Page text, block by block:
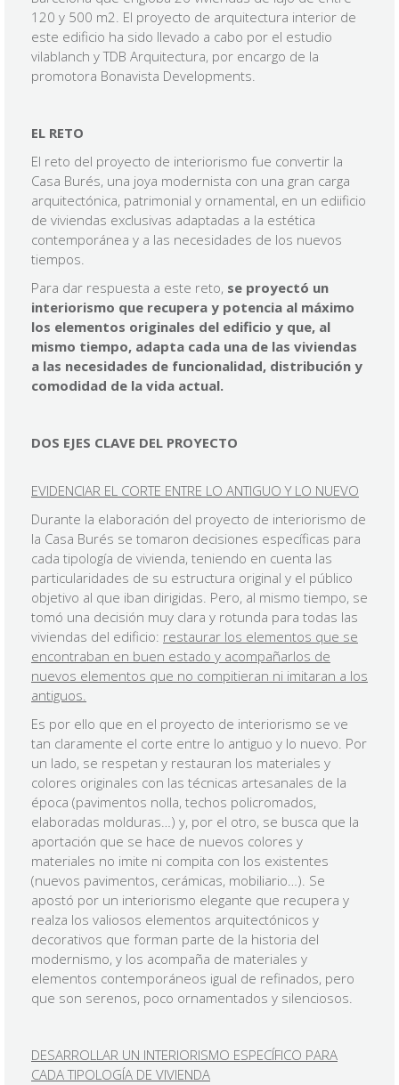
120 y 500 m2. El proyecto de arquitectura interior de
este edificio ha sido llevado a cabo por el estudio
vilablanch y TDB Arquitectura, por encargo de la
promotora Bonavista Developments.
EL RETO
El reto del proyecto de interiorismo fue convertir la
Casa Burés, una joya modernista con una gran carga
arquitectónica, patrimonial y ornamental, en un ediificio
de viviendas exclusivas adaptadas a la estética
contemporánea y a las necesidades de los nuevos
tiempos.
Para dar respuesta a este reto, se proyectó un
interiorismo que recupera y potencia al máximo
los elementos originales del edificio y que, al
mismo tiempo, adapta cada una de las viviendas
a las necesidades de funcionalidad, distribución y
comodidad de la vida actual.
DOS EJES CLAVE DEL PROYECTO
EVIDENCIAR EL CORTE ENTRE LO ANTIGUO Y LO NUEVO
Durante la elaboración del proyecto de interiorismo de
la Casa Burés se tomaron decisiones específicas para
cada tipología de vivienda, teniendo en cuenta las
particularidades de su estructura original y el público
objetivo al que iban dirigidas. Pero, al mismo tiempo, se
tomó una decisión muy clara y rotunda para todas las
viviendas del edificio: restaurar los elementos que se
encontraban en buen estado y acompañarlos de
nuevos elementos que no compitieran ni imitaran a los
antiguos.
Es por ello que en el proyecto de interiorismo se ve
tan claramente el corte entre lo antiguo y lo nuevo. Por
un lado, se respetan y restauran los materiales y
colores originales con las técnicas artesanales de la
época (pavimentos nolla, techos policromados,
elaboradas molduras…) y, por el otro, se busca que la
aportación que se hace de nuevos colores y
materiales no imite ni compita con los existentes
(nuevos pavimentos, cerámicas, mobiliario…). Se
apostó por un interiorismo elegante que recupera y
realza los valiosos elementos arquitectónicos y
decorativos que forman parte de la historia del
modernismo, y los acompaña de materiales y
elementos contemporáneos igual de refinados, pero
que son serenos, poco ornamentados y silenciosos.
DESARROLLAR UN INTERIORISMO ESPECÍFICO PARA
CADA TIPOLOGÍA DE VIVIENDA